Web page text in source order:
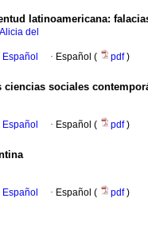
latinoamericana:
del
· Español ( pdf)
sociales
· Español ( pdf)
· Español ( pdf)